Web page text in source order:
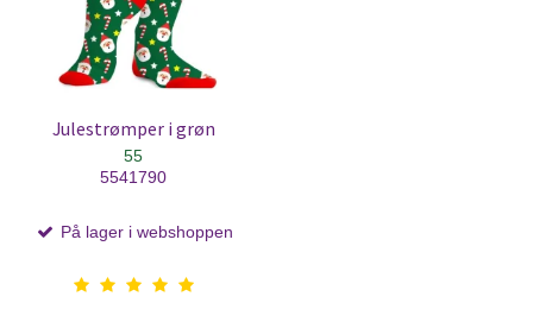
Julestrømper i grøn
55
5541790
På lager i webshoppen